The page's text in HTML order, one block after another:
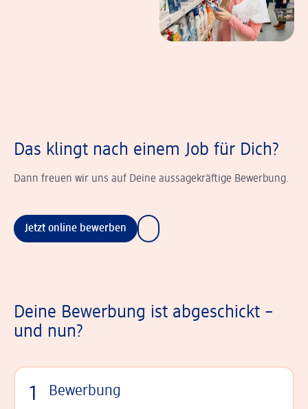
Das klingt nach einem Job für Dich?
Dann freuen wir uns auf Deine aussagekräftige Bewerbung.
Jetzt online bewerben
Deine Bewerbung ist abgeschickt –
und nun?
1 Bewerbung